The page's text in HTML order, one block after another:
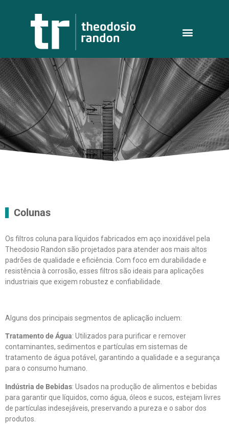
Colunas
Os filtros coluna para líquidos fabricados em aço inoxidável pela
Theodosio Randon são projetados para atender aos mais altos
padrões de qualidade e eficiência. Com foco em durabilidade e
resistência à corrosão, esses filtros são ideais para aplicações
industriais que exigem robustez e confiabilidade.
Alguns dos principais segmentos de aplicação incluem:
Tratamento de Água: Utilizados para purificar e remover
contaminantes, sedimentos e partículas em sistemas de
tratamento de água potável, garantindo a qualidade e a segurança
para o consumo humano.
Indústria de Bebidas: Usados na produção de alimentos e bebidas
para garantir que líquidos, como água, óleos e sucos, estejam livres
de partículas indesejáveis, preservando a pureza e o sabor dos
produtos.